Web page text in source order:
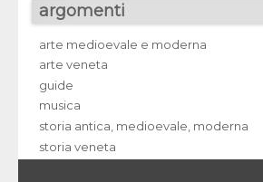
argomenti
arte medioevale e moderna
arte veneta
guide
musica
storia antica, medioevale, moderna
storia veneta